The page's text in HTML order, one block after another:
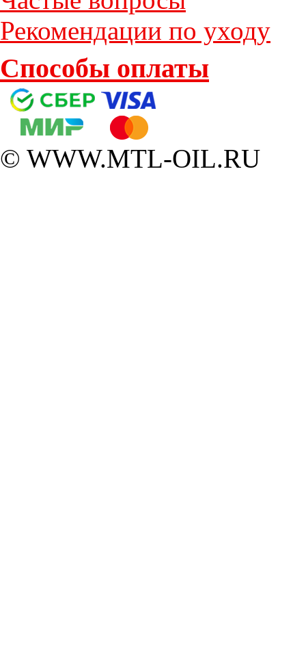
Рекомендации по уходу
Способы оплаты
© WWW.MTL-OIL.RU